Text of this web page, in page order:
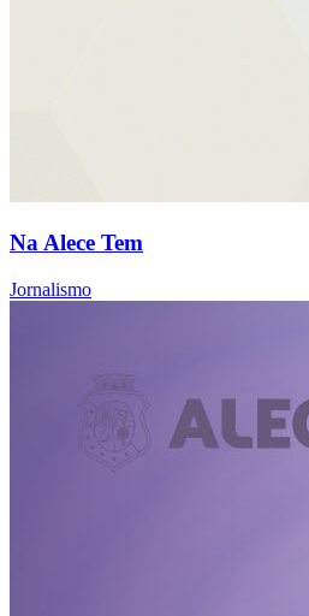
Na Alece Tem
Jornalismo